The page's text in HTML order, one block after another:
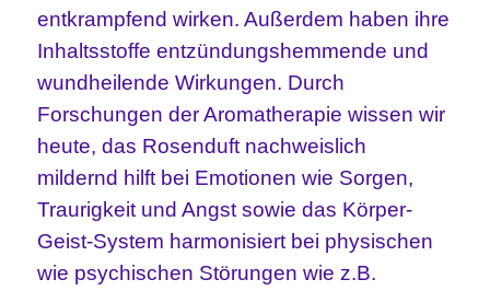
entkrampfend wirken. Außerdem haben ihre
Inhaltsstoffe entzündungshemmende und
wundheilende Wirkungen. Durch
Forschungen der Aromatherapie wissen wir
heute, das Rosenduft nachweislich
mildernd hilft bei Emotionen wie Sorgen,
Traurigkeit und Angst sowie das Körper-
Geist-System harmonisiert bei physischen
wie psychischen Störungen wie z.B.